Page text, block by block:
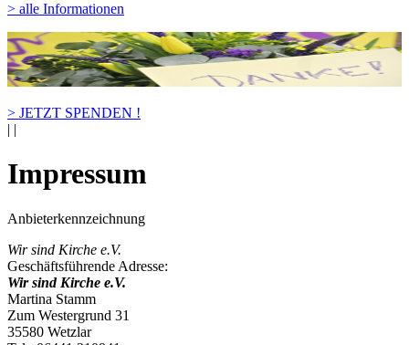
> alle Informationen
> JETZT SPENDEN !
| |
Impressum
Anbieterkennzeichnung
Wir sind Kirche e.V.
Geschäftsführende Adresse:
Wir sind Kirche e.V.
Martina Stamm
Zum Westergrund 31
35580 Wetzlar